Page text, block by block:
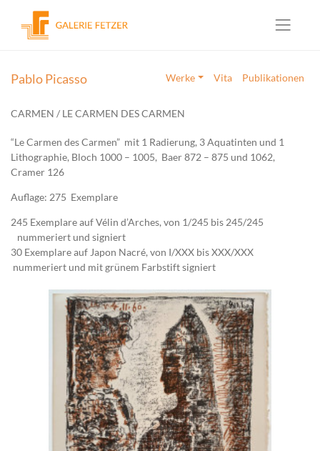
content
Pablo Picasso Werke Vita Publikationen
CARMEN / LE CARMEN DES CARMEN
“Le Carmen des Carmen” mit 1 Radierung, 3 Aquatinten und 1
Lithographie, Bloch 1000 – 1005, Baer 872 – 875 und 1062,
Cramer 126
Auflage: 275 Exemplare
245 Exemplare auf Vélin d’Arches, von 1/245 bis 245/245
nummeriert und signiert
30 Exemplare auf Japon Nacré, von I/XXX bis XXX/XXX
nummeriert und mit grünem Farbstift signiert